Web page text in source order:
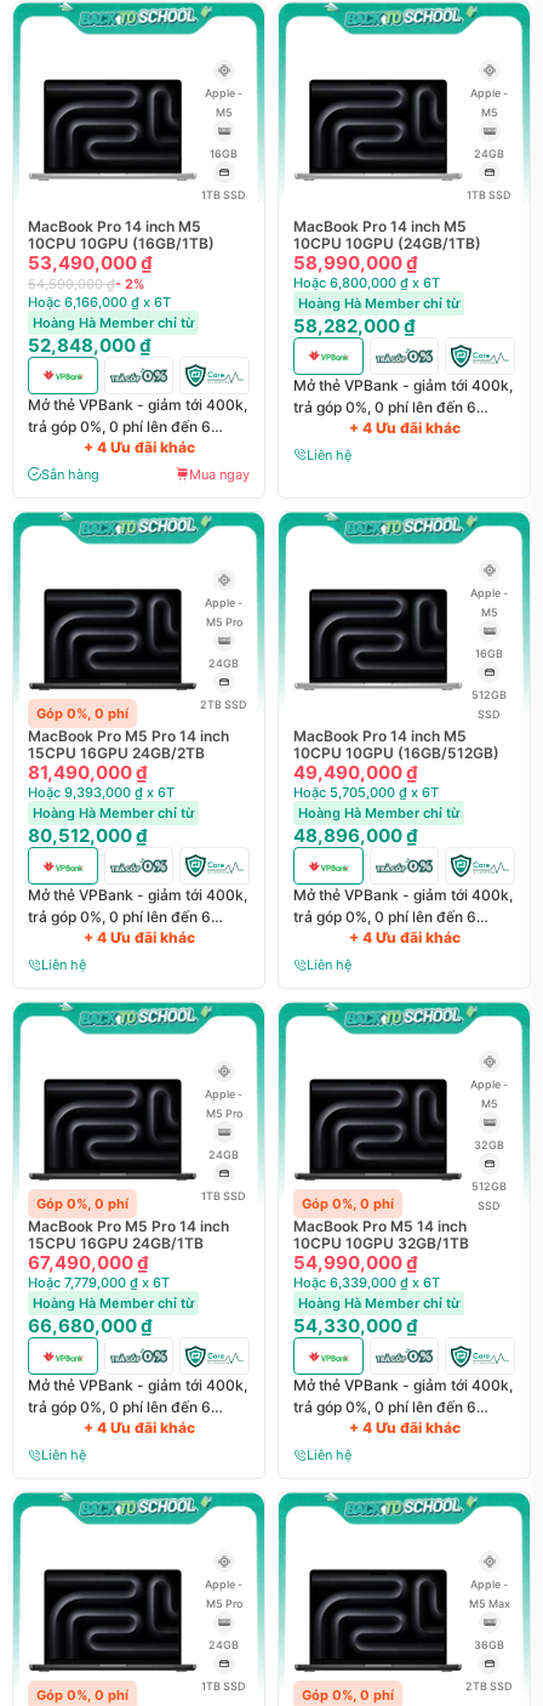
Apple -
M5
16GB
1TB SSD
MacBook Pro 14 inch M5
10CPU 10GPU (16GB/1TB)
53,490,000 ₫
54,590,000 ₫- 2%
Hoặc 6,166,000 ₫ x 6T
Hoàng Hà Member chỉ từ
52,848,000 ₫
Mở thẻ VPBank - giảm tới 400k,
trả góp 0%, 0 phí lên đến 6
+ 4 Ưu đãi khác
Sẵn hàng Mua ngay
Apple -
M5
24GB
1TB SSD
MacBook Pro 14 inch M5
10CPU 10GPU (24GB/1TB)
58,990,000 ₫
Hoặc 6,800,000 ₫ x 6T
Hoàng Hà Member chỉ từ
58,282,000 ₫
Mở thẻ VPBank - giảm tới 400k,
trả góp 0%, 0 phí lên đến 6
+ 4 Ưu đãi khác
Liên hệ
Góp 0%, 0 phí
Apple -
M5 Pro
24GB
2TB SSD
MacBook Pro M5 Pro 14 inch
15CPU 16GPU 24GB/2TB
81,490,000 ₫
Hoặc 9,393,000 ₫ x 6T
Hoàng Hà Member chỉ từ
80,512,000 ₫
Mở thẻ VPBank - giảm tới 400k,
trả góp 0%, 0 phí lên đến 6
+ 4 Ưu đãi khác
Liên hệ
Apple -
M5
16GB
512GB
SSD
MacBook Pro 14 inch M5
10CPU 10GPU (16GB/512GB)
49,490,000 ₫
Hoặc 5,705,000 ₫ x 6T
Hoàng Hà Member chỉ từ
48,896,000 ₫
Mở thẻ VPBank - giảm tới 400k,
trả góp 0%, 0 phí lên đến 6
+ 4 Ưu đãi khác
Liên hệ
Góp 0%, 0 phí
Apple -
M5 Pro
24GB
1TB SSD
MacBook Pro M5 Pro 14 inch
15CPU 16GPU 24GB/1TB
67,490,000 ₫
Hoặc 7,779,000 ₫ x 6T
Hoàng Hà Member chỉ từ
66,680,000 ₫
Mở thẻ VPBank - giảm tới 400k,
trả góp 0%, 0 phí lên đến 6
+ 4 Ưu đãi khác
Liên hệ
Góp 0%, 0 phí
Apple -
M5
32GB
512GB
SSD
MacBook Pro M5 14 inch
10CPU 10GPU 32GB/1TB
54,990,000 ₫
Hoặc 6,339,000 ₫ x 6T
Hoàng Hà Member chỉ từ
54,330,000 ₫
Mở thẻ VPBank - giảm tới 400k,
trả góp 0%, 0 phí lên đến 6
+ 4 Ưu đãi khác
Liên hệ
Góp 0%, 0 phí
Apple -
M5 Pro
24GB
1TB SSD
Góp 0%, 0 phí
Apple -
M5 Max
36GB
2TB SSD